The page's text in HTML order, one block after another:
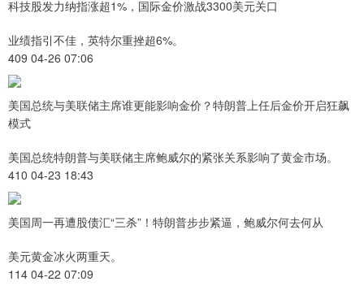
科技股发力纳指涨超1%，国际金价激战3300美元关口
业绩指引不佳，英特尔重挫超6%。
409 04-26 07:06
美国总统与美联储主席谁更能影响金价？特朗普上任后金价开启狂飙
模式
美国总统特朗普与美联储主席鲍威尔的紧张关系影响了黄金市场。
410 04-23 18:43
美国周一再遭股债汇“三杀”！特朗普步步紧逼，鲍威尔何去何从
美元黄金冰火两重天。
114 04-22 07:09